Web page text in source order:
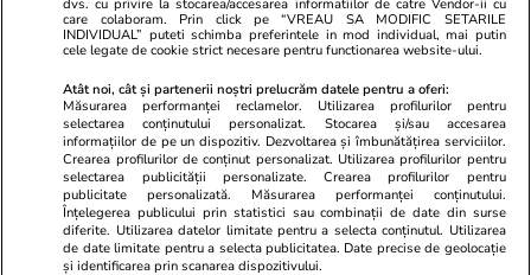
09:00
Cum supraviețuiești unui șef
prost
08:00
dvs. cu privire la stocarea/accesarea informatiilor de catre Vendor-ii cu
care colaboram. Prin click pe “VREAU SA MODIFIC SETARILE
INDIVIDUAL” puteti schimba preferintele in mod individual, mai putin
cele legate de cookie strict necesare pentru functionarea website-ului.
Atât noi, cât și partenerii noștri prelucrăm datele pentru a oferi:
Măsurarea performanței reclamelor. Utilizarea profilurilor pentru
selectarea conținutului personalizat. Stocarea și/sau accesarea
informațiilor de pe un dispozitiv. Dezvoltarea și îmbunătățirea serviciilor.
Crearea profilurilor de conținut personalizat. Utilizarea profilurilor pentru
selectarea publicității personalizate. Crearea profilurilor pentru
publicitate personalizată. Măsurarea performanței conținutului.
Înțelegerea publicului prin statistici sau combinații de date din surse
diferite. Utilizarea datelor limitate pentru a selecta conținutul. Utilizarea
de date limitate pentru a selecta publicitatea. Date precise de geolocație
și identificarea prin scanarea dispozitivului.